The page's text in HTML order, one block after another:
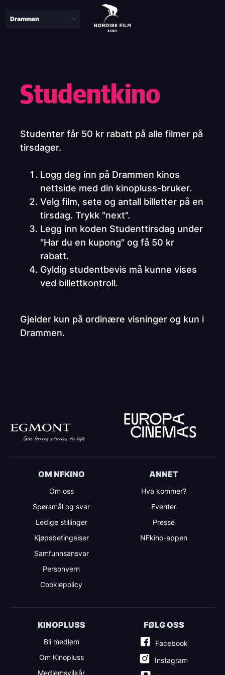
Studentkino
Studenter får 50 kr rabatt på alle filmer på
tirsdager.
Logg deg inn på Drammen kinos
nettside med din kinopluss-bruker.
Velg film, sete og antall billetter på en
tirsdag. Trykk "next".
Legg inn koden Studenttirsdag under
"Har du en kupong" og få 50 kr
rabatt.
Gyldig studentbevis må kunne vises
ved billettkontroll.
Gjelder kun på ordinære visninger og kun i
Drammen.
OM NFKINO
Om oss
Spørsmål og svar
Ledige stillinger
Kjøpsbetingelser
Samfunnsansvar
Personvern
Cookiepolicy
ANNET
Hva kommer?
Eventer
Presse
NFkino-appen
KINOPLUSS
Bli medlem
Om Kinopluss
Medlemsvilkår
FØLG OSS
Facebook
Instagram